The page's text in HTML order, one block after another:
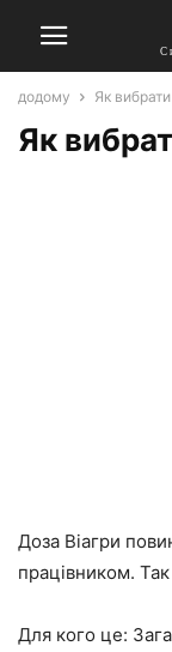
додому Як вибрати
Як
Доза Віагри
працівником.
Для кого це: